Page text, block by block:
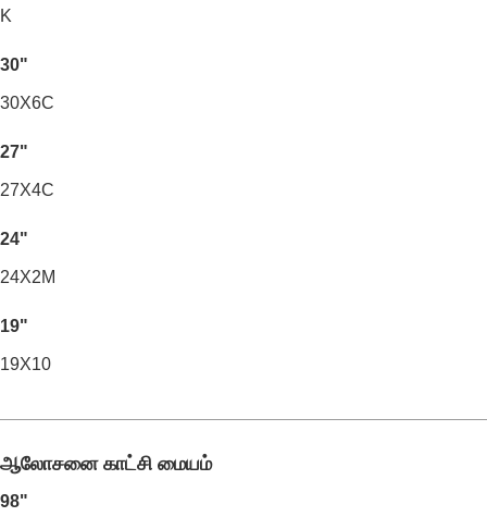
K
30"
30X6C
27"
27X4C
24"
24X2M
19"
19X10
ஆலோசனை காட்சி மையம்
98"